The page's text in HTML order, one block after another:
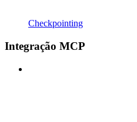
Checkpointing
Integração MCP